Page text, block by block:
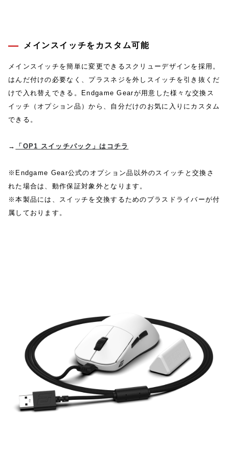
メインスイッチをカスタム可能
メインスイッチを簡単に変更できるスクリューデザインを採用。
はんだ付けの必要なく、プラスネジを外しスイッチを引き抜くだ
けで入れ替えできる。Endgame Gearが用意した様々な交換ス
イッチ（オプション品）から、自分だけのお気に入りにカスタム
できる。
→ 「OP1 スイッチパック」はコチラ
※Endgame Gear公式のオプション品以外のスイッチと交換さ
れた場合は、動作保証対象外となります。
※本製品には、スイッチを交換するためのプラスドライバーが付
属しております。